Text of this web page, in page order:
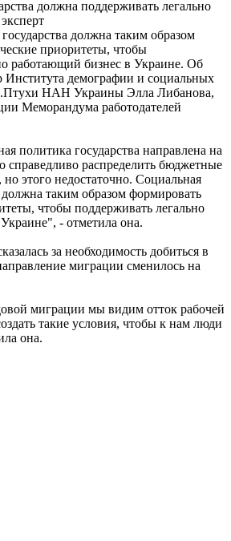
должна таким образом
приоритеты, чтобы
работающий бизнес в Украине. Об
Института демографии и социальных
НАН Украины Элла Либанова,
Меморандума работодателей
политика государства направлена на
справедливо распределить бюджетные
этого недостаточно. Социальная
должна таким образом формировать
чтобы поддерживать легально
- отметила она.
за необходимость добиться в
миграции сменилось на
миграции мы видим отток рабочей
такие условия, чтобы к нам люди
она.